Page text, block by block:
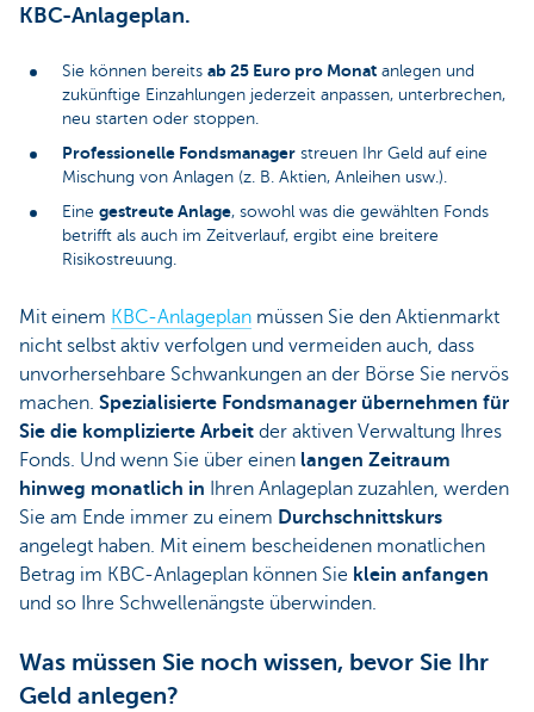
KBC-Anlageplan.
Sie können bereits ab 25 Euro pro Monat anlegen und
zukünftige Einzahlungen jederzeit anpassen, unterbrechen,
neu starten oder stoppen.
Professionelle Fondsmanager streuen Ihr Geld auf eine
Mischung von Anlagen (z. B. Aktien, Anleihen usw.).
Eine gestreute Anlage, sowohl was die gewählten Fonds
betrifft als auch im Zeitverlauf, ergibt eine breitere
Risikostreuung.
Mit einem KBC-Anlageplan müssen Sie den Aktienmarkt
nicht selbst aktiv verfolgen und vermeiden auch, dass
unvorhersehbare Schwankungen an der Börse Sie nervös
machen. Spezialisierte Fondsmanager übernehmen für
Sie die komplizierte Arbeit der aktiven Verwaltung Ihres
Fonds. Und wenn Sie über einen langen Zeitraum
hinweg monatlich in Ihren Anlageplan zuzahlen, werden
Sie am Ende immer zu einem Durchschnittskurs
angelegt haben. Mit einem bescheidenen monatlichen
Betrag im KBC-Anlageplan können Sie klein anfangen
und so Ihre Schwellenängste überwinden.
Was müssen Sie noch wissen, bevor Sie Ihr
Geld anlegen?